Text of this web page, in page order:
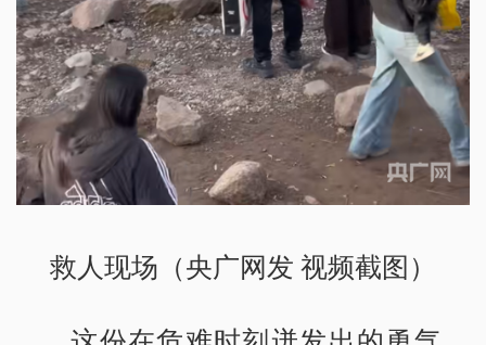
救人现场（央广网发 视频截图）